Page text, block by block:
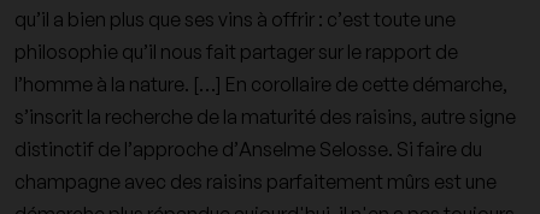
qu’il a bien plus que ses vins à offrir : c’est toute une
philosophie qu’il nous fait partager sur le rapport de
l’homme à la nature. […] En corollaire de cette démarche,
s’inscrit la recherche de la maturité des raisins, autre signe
distinctif de l’approche d’Anselme Selosse. Si faire du
champagne avec des raisins parfaitement mûrs est une